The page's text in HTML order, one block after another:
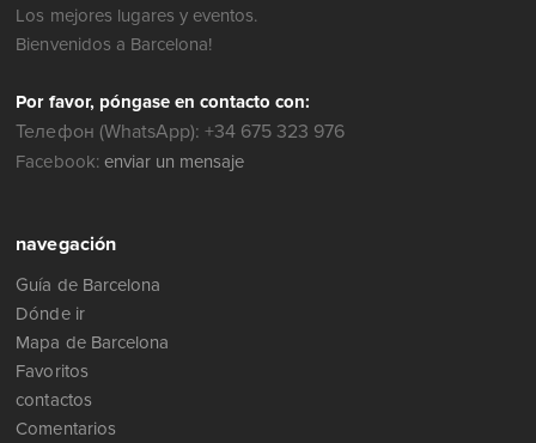
Los mejores lugares y eventos.
Bienvenidos a Barcelona!
Por favor, póngase en contacto con:
Телефон (WhatsApp): +34 675 323 976
Facebook: enviar un mensaje
navegación
Guía de Barcelona
Dónde ir
Mapa de Barcelona
Favoritos
contactos
Comentarios